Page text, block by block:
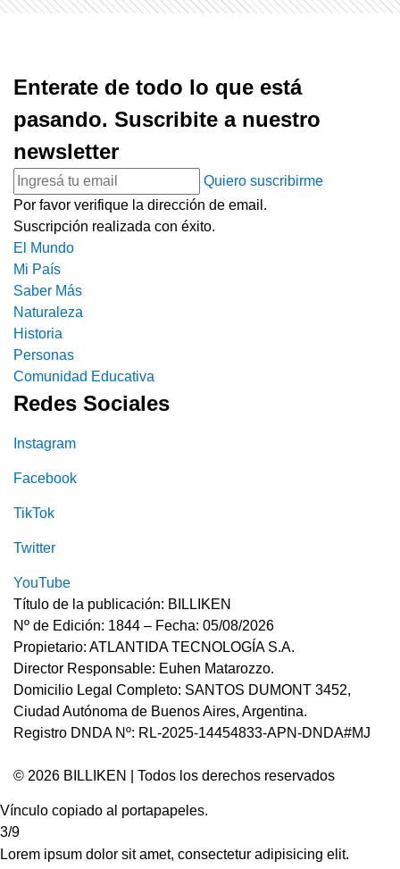
Enterate de todo lo que está
pasando. Suscribite a nuestro
newsletter
Quiero suscribirme
Por favor verifique la dirección de email.
Suscripción realizada con éxito.
El Mundo
Mi País
Saber Más
Naturaleza
Historia
Personas
Comunidad Educativa
Redes Sociales
Instagram
Facebook
TikTok
Twitter
YouTube
Título de la publicación: BILLIKEN
Nº de Edición: 1844 – Fecha: 05/08/2026
Propietario: ATLANTIDA TECNOLOGÍA S.A.
Director Responsable: Euhen Matarozzo.
Domicilio Legal Completo: SANTOS DUMONT 3452,
Ciudad Autónoma de Buenos Aires, Argentina.
Registro DNDA Nº: RL-2025-14454833-APN-DNDA#MJ
© 2026 BILLIKEN | Todos los derechos reservados
Vínculo copiado al portapapeles.
3/9
Lorem ipsum dolor sit amet, consectetur adipisicing elit.